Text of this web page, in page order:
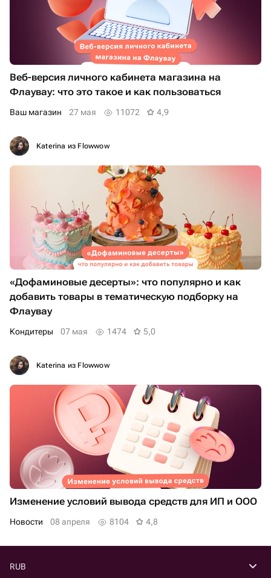
Веб-версия личного кабинета магазина на
Флаувау: что это такое и как пользоваться
ваш магазин 27 мая 11072 4,9
Katerina из Flowwow
«Дофаминовые десерты»: что популярно и как
добавить товары в тематическую подборку на
Флаувау
Кондитеры 07 мая 1474 5,0
Katerina из Flowwow
Изменение условий вывода средств для ИП и ООО
Новости 08 апреля 8104 4,8
RUB